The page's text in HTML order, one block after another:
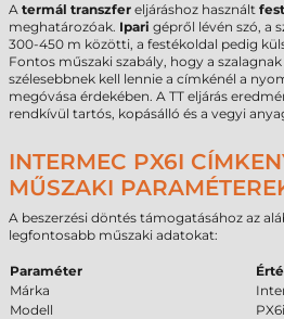
A termál transzfer eljáráshoz használt
meghatározóak. Ipari gépről lévén szó, a
300-450 m közötti, a festékoldal pedig
Fontos műszaki szabály, hogy a
szélesebbnek kell lennie a címkénél a
megóvása érdekében. A TT eljárás
rendkívül tartós, kopásálló és a vegyi
INTERMEC PX6I
MŰSZAKI
A beszerzési döntés támogatásához az
legfontosabb műszaki adatokat:
Paraméter
Márka
Modell
PX6i